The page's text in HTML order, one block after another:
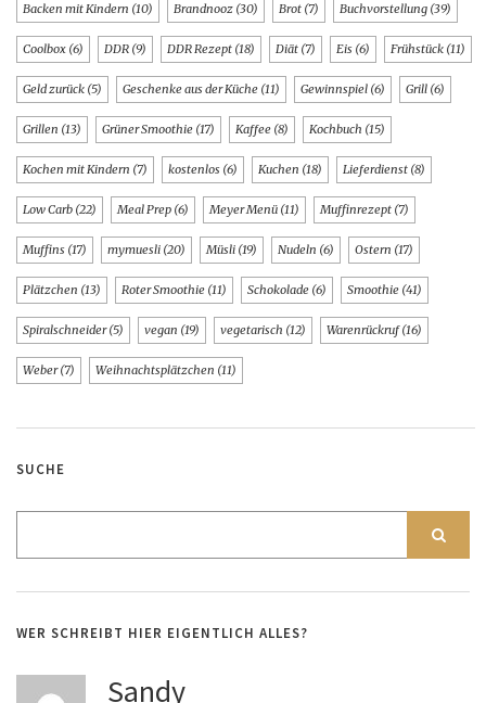
Backen mit Kindern (10) Brandnooz (30) Brot (7) Buchvorstellung (39)
Coolbox (6) DDR (9) DDR Rezept (18) Diät (7) Eis (6) Frühstück (11)
Geld zurück (5) Geschenke aus der Küche (11) Gewinnspiel (6) Grill (6)
Grillen (13) Grüner Smoothie (17) Kaffee (8) Kochbuch (15)
Kochen mit Kindern (7) kostenlos (6) Kuchen (18) Lieferdienst (8)
Low Carb (22) Meal Prep (6) Meyer Menü (11) Muffinrezept (7)
Muffins (17) mymuesli (20) Müsli (19) Nudeln (6) Ostern (17)
Plätzchen (13) Roter Smoothie (11) Schokolade (6) Smoothie (41)
Spiralschneider(5) vegan (19) vegetarisch (12) Warenrückruf(16)
Weber(7) Weihnachtsplätzchen (11)
SUCHE
WER SCHREIBT HIER EIGENTLICH ALLES?
Sandy